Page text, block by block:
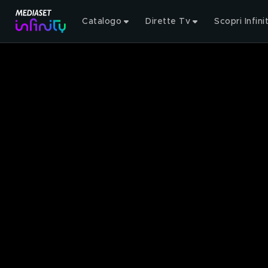
Catalogo Dirette Tv Scopri